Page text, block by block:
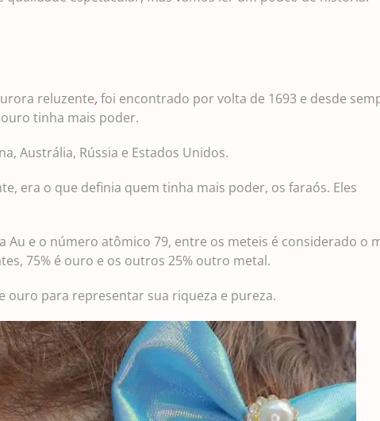
reluzente,foi encontrado por volta de 1693 e desde
tinha mais poder.
Austrália, Rússia e Estados Unidos.
era o que definia quem tinha mais poder, os faraós. Eles
e o número atômico 79, entre os meteis é considerado o
75% é ouro e os outros 25% outro metal.
ouro para representar sua riqueza e pureza.